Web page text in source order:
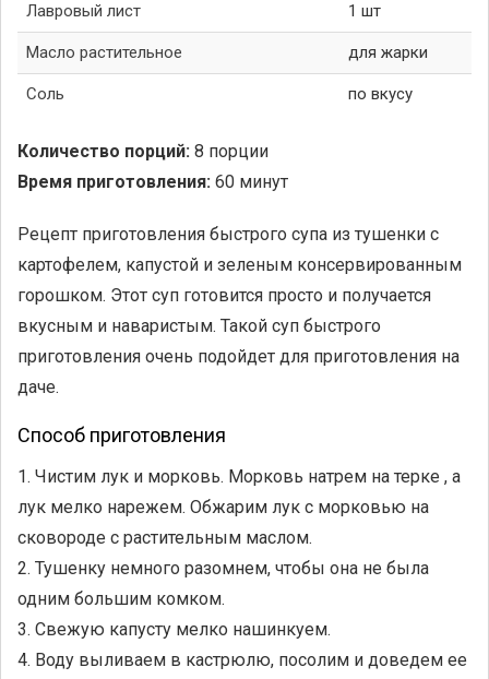
Лавровый лист 1 шт
Масло растительное для жарки
Соль по вкусу
Количество порций: 8 порции
Время приготовления: 60 минут
Рецепт приготовления быстрого супа из тушенки с
картофелем, капустой и зеленым консервированным
горошком. Этот суп готовится просто и получается
вкусным и наваристым. Такой суп быстрого
приготовления очень подойдет для приготовления на
даче.
Способ приготовления
1. Чистим лук и морковь. Морковь натрем на терке , а
лук мелко нарежем. Обжарим лук с морковью на
сковороде с растительным маслом.
2. Тушенку немного разомнем, чтобы она не была
одним большим комком.
3. Свежую капусту мелко нашинкуем.
4. Воду выливаем в кастрюлю, посолим и доведем ее